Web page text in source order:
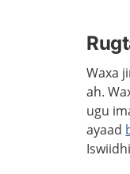
Waxa
ah.
ugu
ayaad